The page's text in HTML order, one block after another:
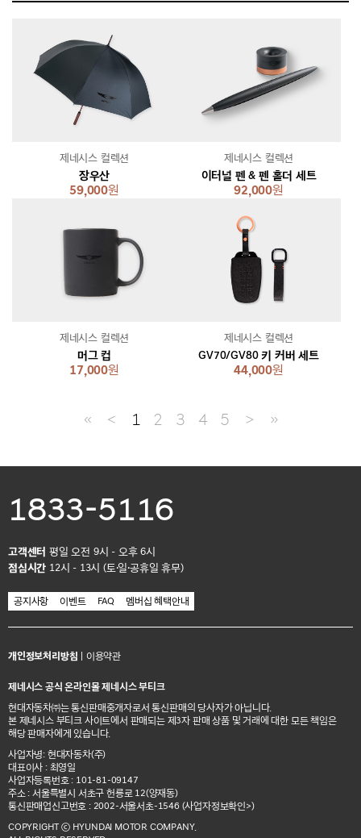
장우산
59,000원
제네시스 컬렉션
이터널 펜 & 펜 홀더 세트
92,000원
제네시스 컬렉션
머그 컵
17,000원
제네시스 컬렉션
GV70/GV80 키 커버 세트
44,000원
제네시스 컬렉션
≪ ＜ 1 2 3 4 5 ＞ ≫
1833-5116
고객센터 평일 오전 9시 - 오후 6시
점심시간 12시 - 13시 (토·일·공휴일 휴무)
공지사항 이벤트 FAQ 멤버십 혜택안내
개인정보처리방침 이용약관
제네시스 공식 온라인몰 제네시스 부티크
현대자동차㈜는 통신판매중개자로서 통신판매의 당사자가 아닙니다.
본 제네시스 부티크 사이트에서 판매되는 제3자 판매 상품 및 거래에 대한 모든 책임은
해당 판매자에게 있습니다.
사업자명: 현대자동차(주)
대표이사 : 최영일
사업자등록번호 : 101-81-09147
주소 : 서울특별시 서초구 헌릉로 12(양재동)
통신판매업신고번호 : 2002-서울서초-1546 (사업자정보확인>)
COPYRIGHT ⓒ HYUNDAI MOTOR COMPANY.